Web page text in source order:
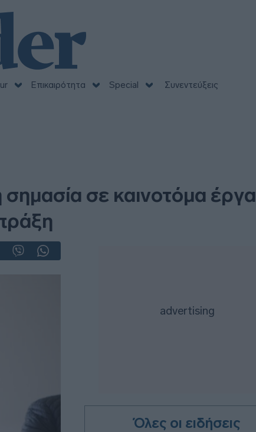
Επικαιρότητα Special
Συνεντεύξεις
σε καινοτόμα έργα
Όλες οι ειδήσεις